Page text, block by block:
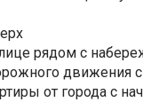
рядом с
движения с
от города с